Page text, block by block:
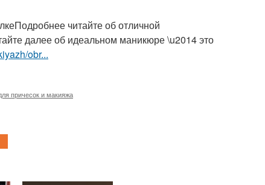
читайте об отличной
далее об идеальном маникюре \u2014 это
obr...
причесок и макияжа